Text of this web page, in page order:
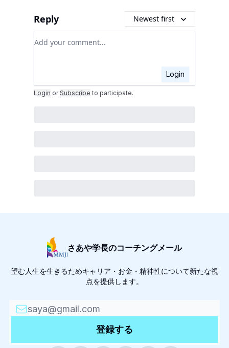
Reply Newest first
Add your comment
Login
Login or Subscribe to participate.
さあや学長のコーチングメール
望む人生を生きるためキャリア・お金・精神性について新たな視
点を提供します。